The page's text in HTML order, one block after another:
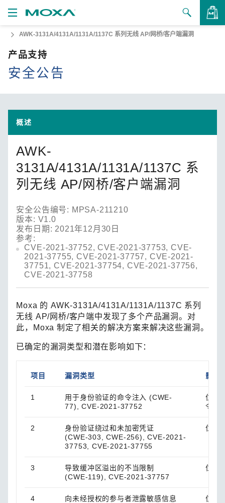
品
决方案
系我们
作伙伴专区
AWK-3131A/4131A/1131A/1137C 系列无线 AP/网桥/客户端漏洞
产品支持
安全公告
概述
AWK-
3131A/4131A/1131A/1137C 系
列无线 AP/网桥/客户端漏洞
安全公告编号: MPSA-211210
版本: V1.0
发布日期: 2021年12月30日
参考:
CVE-2021-37752, CVE-2021-37753, CVE-
2021-37755, CVE-2021-37757, CVE-2021-
37751, CVE-2021-37754, CVE-2021-37756,
CVE-2021-37758
Moxa 的 AWK-3131A/4131A/1131A/1137C 系列
无线 AP/网桥/客户端中发现了多个产品漏洞。对
此，Moxa 制定了相关的解决方案来解决这些漏洞。
已确定的漏洞类型和潜在影响如下：
项目 漏洞类型 影响
1
用于身份验证的命令注入 (CWE-
77), CVE-2021-37752
位于
令。
2
身份验证绕过和未加密凭证
(CWE-303, CWE-256), CVE-2021-
37753, CVE-2021-37755
位于
3
导致缓冲区溢出的不当限制
(CWE-119), CVE-2021-37757
位于
4
向未经授权的参与者泄露敏感信息
位于